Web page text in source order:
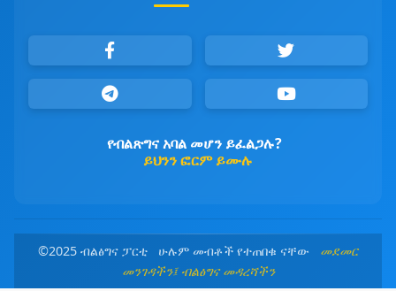
የብልጽግና አባል መሆን ይፈልጋሉ?
ይህንን ፎርም ይሙሉ
©2025 ብልፅግና ፓርቲ ሁሉም መብቶች የተጠበቁ ናቸው መደመር
መንገዳችን፤ ብልፅግና መዳረሻችን